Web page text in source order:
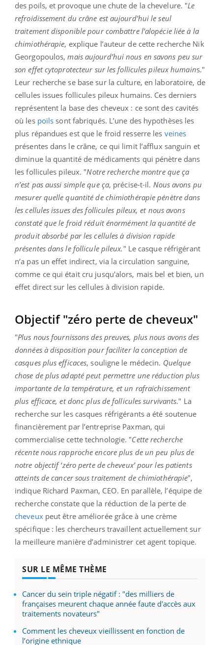
des poils, et provoque une chute de la chevelure. "Le
refroidissement du crâne est aujourd’hui le seul
traitement disponible pour combattre l’alopécie liée à la
chimiothérapie, explique l’auteur de cette recherche Nik
Georgopoulos,mais aujourd’hui nous en savons peu sur
son effet cytoprotecteur sur les follicules pileux humains."
Leur recherche se base sur la culture, en laboratoire, de
cellules issues follicules pileux humains. Ces derniers
représentent la base des cheveux : ce sont des cavités
où les poils sont fabriqués. L’une des hypothèses les
plus répandues est que le froid resserre les veines
présentes dans le crâne, ce qui limit l’afflux sanguin et
diminue la quantité de médicaments qui pénètre dans
les follicules pileux. "Notre recherche montre que ça
n’est pas aussi simple que ça, précise-t-il. Nous avons pu
mesurer quelle quantité de chimiothérapie pénètre dans
les cellules issues des follicules pileux, et nous avons
constaté que le froid réduit énormément la quantité de
produit absorbé par les cellules à division rapide
présentes dans le follicule pileux. " Le casque réfrigérant
n’a pas un effet indirect, via la circulation sanguine,
comme ce qui était cru jusqu'alors, mais bel et bien, un
effet direct sur les cellules à division rapide.
Objectif "zéro perte de cheveux"
"Plus nous fournissons des preuves, plus nous avons des
données à disposition pour faciliter la conception de
casques plus efficaces, souligne le médecin. Quelque
chose de plus adapté peut permettre une réduction plus
importante de la température, et un rafraichissement
plus efficace, et donc plus de follicules survivants." La
recherche sur les casques réfrigérants a été soutenue
financièrement par l’entreprise Paxman, qui
commercialise cette technologie. "Cette recherche
récente nous rapproche encore plus de un peu plus de
notre objectif ‘zéro perte de cheveux’ pour les patients
atteints de cancer sous traitement de chimiothérapie",
indique Richard Paxman, CEO. En parallèle, l’équipe de
recherche constate que la réduction de la perte de
cheveuxpeut être améliorée grâce à une crème
spécifique : les chercheurs travaillent actuellement sur
la meilleure manière d’administrer cet agent topique.
SUR LE MÊME THÈME
Cancer du sein triple négatif : "des milliers de
françaises meurent chaque année faute d'accès aux
traitements novateurs"
Comment les cheveux vieillissent en fonction de
l’origine ethnique